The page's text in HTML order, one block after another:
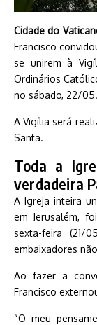
Cidade do
Francisco
se unirem à
Ordinários
no sábado, 22/05.
A Vigília será
Santa.
Toda a
verdadeira
A Igreja inteira
em Jerusalém,
sexta-feira (21/
embaixadores
Ao fazer a
Francisco
“O meu